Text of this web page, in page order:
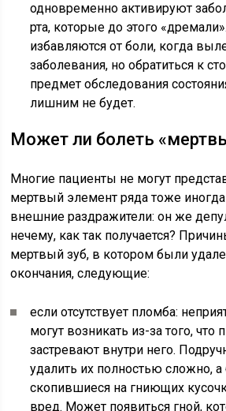
одновременно активируют
рта, которые до этого
избавляются от боли, когда
заболевания, но обратиться к
предмет обследования
лишним не будет.
Может ли болеть
Многие пациенты не могут
мертвый элемент ряда тоже иногда
внешние раздражители: он же
нечему, как так получается?
мертвый зуб, в котором были
окончания, следующие:
если отсутствует пломба:
могут возникать из-за того, что
застревают внутри него.
удалить их полностью сложно, а
скопившиеся на гниющих
вред. Может появиться гной,